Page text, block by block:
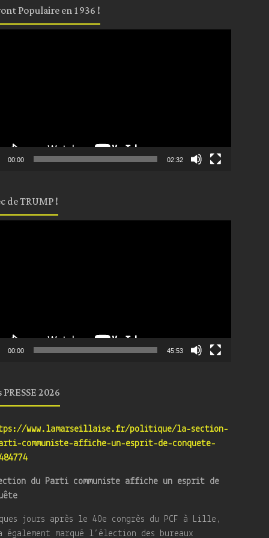
Populaire en 1936 !
00:00 02:32
de TRUMP !
00:00 45:53
2026
www.lamarseillaise.fr/politique/la-section-
communiste-affiche-un-esprit-de-conquete-
du Parti communiste affiche un esprit de
jours après le 40e congrès du PCF à Lille,
également marqué l’élection des bureaux